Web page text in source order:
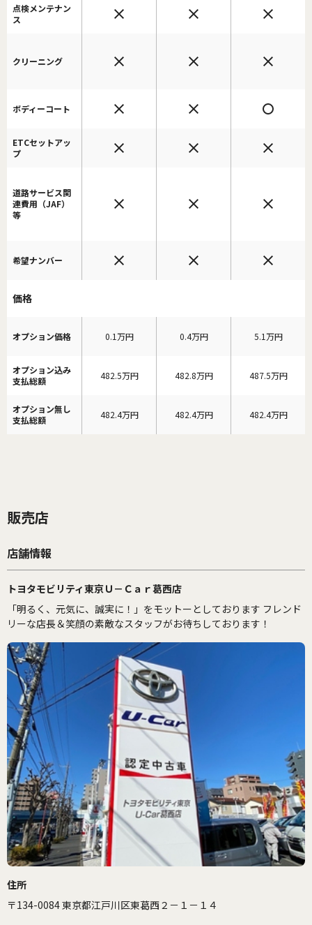
点検メンテナン
ス
クリーニング
ボディーコート
ETCセットアッ
プ
道路サービス関
連費用（JAF）
等
希望ナンバー
価格
オプション価格 0.1万円 0.4万円 5.1万円
オプション込み
支払総額
482.5万円 482.8万円 487.5万円
オプション無し
支払総額
482.4万円 482.4万円 482.4万円
販売店
店舗情報
トヨタモビリティ東京Ｕ－Ｃａｒ葛西店
「明るく、元気に、誠実に！」をモットーとしております フレンド
リーな店長＆笑顔の素敵なスタッフがお待ちしております！
住所
〒134-0084 東京都江戸川区東葛西２－１－１４